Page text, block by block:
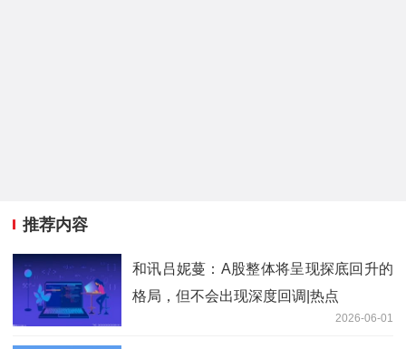
推荐内容
和讯吕妮蔓：A股整体将呈现探底回升的
格局，但不会出现深度回调|热点
2026-06-01